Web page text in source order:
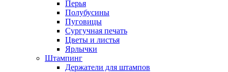
Перья
Полубусины
Пуговицы
Сургучная печать
Цветы и листья
Ярлычки
Штампинг
Держатели для штампов